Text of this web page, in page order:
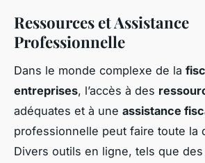
Ressources et Assistance
Professionnelle
Dans le monde complexe de la
entreprises, l’accès à des
adéquates et à une assistance
professionnelle peut faire toute la
Divers outils en ligne, tels que